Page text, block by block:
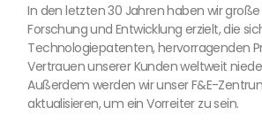
In den letzten 30 Jahren haben wir
Forschung und Entwicklung erzielt, die
Technologiepatenten, hervorragenden
Vertrauen unserer Kunden weltweit
Außerdem werden wir unser F&E-
aktualisieren, um ein Vorreiter zu sein.